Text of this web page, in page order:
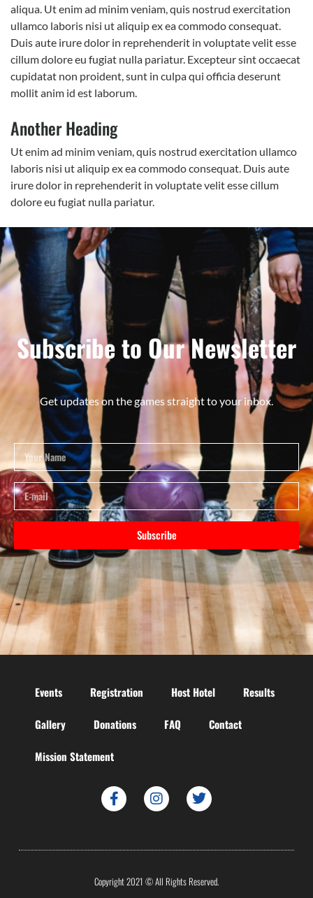
aliqua. Ut enim ad minim veniam, quis nostrud exercitation
ullamco laboris nisi ut aliquip ex ea commodo consequat.
Duis aute irure dolor in reprehenderit in voluptate velit esse
cillum dolore eu fugiat nulla pariatur. Excepteur sint occaecat
cupidatat non proident, sunt in culpa qui officia deserunt
mollit anim id est laborum.
Another Heading
Ut enim ad minim veniam, quis nostrud exercitation ullamco
laboris nisi ut aliquip ex ea commodo consequat. Duis aute
irure dolor in reprehenderit in voluptate velit esse cillum
dolore eu fugiat nulla pariatur.
Subscribe to Our Newsletter
Get updates on the games straight to your inbox.
Subscribe
Events Registration Host Hotel Results
Gallery Donations FAQ Contact
Mission Statement
Copyright 2021 © All Rights Reserved.